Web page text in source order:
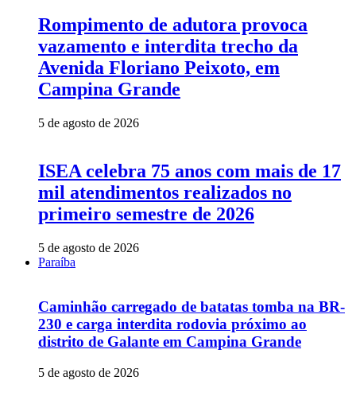
Rompimento de adutora provoca
vazamento e interdita trecho da
Avenida Floriano Peixoto, em
Campina Grande
5 de agosto de 2026
ISEA celebra 75 anos com mais de 17
mil atendimentos realizados no
primeiro semestre de 2026
5 de agosto de 2026
Paraíba
Caminhão carregado de batatas tomba na BR-
230 e carga interdita rodovia próximo ao
distrito de Galante em Campina Grande
5 de agosto de 2026